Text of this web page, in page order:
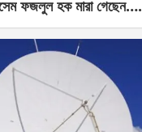
ফজলুল হক মারা গেছেন….